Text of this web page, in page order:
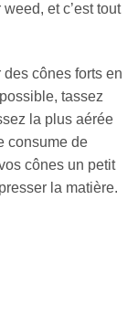
et c’est tout
des cônes forts en
tassez
la plus aérée
consume de
cônes un petit
la matière.